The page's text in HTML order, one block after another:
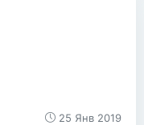
25 Янв 2019